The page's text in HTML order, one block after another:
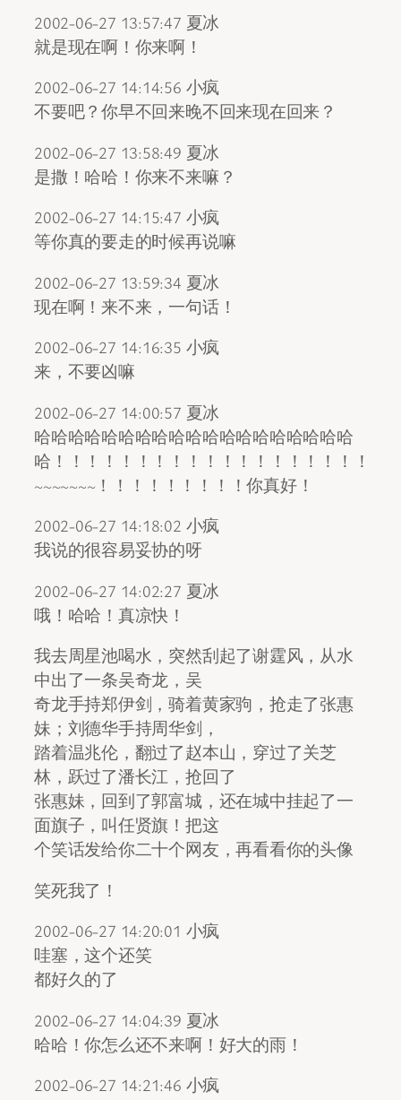
2002-06-27 13:57:47 夏冰
就是现在啊！你来啊！
2002-06-27 14:14:56 小疯
不要吧？你早不回来晚不回来现在回来？
2002-06-27 13:58:49 夏冰
是撒！哈哈！你来不来嘛？
2002-06-27 14:15:47 小疯
等你真的要走的时候再说嘛
2002-06-27 13:59:34 夏冰
现在啊！来不来，一句话！
2002-06-27 14:16:35 小疯
来，不要凶嘛
2002-06-27 14:00:57 夏冰
哈哈哈哈哈哈哈哈哈哈哈哈哈哈哈哈哈哈哈
哈！！！！！！！！！！！！！！！！！！！
~~~~~~~！！！！！！！！！你真好！
2002-06-27 14:18:02 小疯
我说的很容易妥协的呀
2002-06-27 14:02:27 夏冰
哦！哈哈！真凉快！
我去周星池喝水，突然刮起了谢霆风，从水
中出了一条吴奇龙，吴
奇龙手持郑伊剑，骑着黄家驹，抢走了张惠
妹；刘德华手持周华剑，
踏着温兆伦，翻过了赵本山，穿过了关芝
林，跃过了潘长江，抢回了
张惠妹，回到了郭富城，还在城中挂起了一
面旗子，叫任贤旗！把这
个笑话发给你二十个网友，再看看你的头像
笑死我了！
2002-06-27 14:20:01 小疯
哇塞，这个还笑
都好久的了
2002-06-27 14:04:39 夏冰
哈哈！你怎么还不来啊！好大的雨！
2002-06-27 14:21:46 小疯